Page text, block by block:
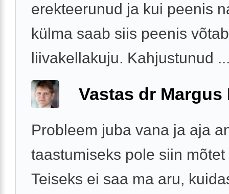
erekteerunud ja kui peenis
külma saab siis peenis võtab
liivakellakuju. Kahjustunud
Vastas dr Margus
Probleem juba vana ja aja
taastumiseks pole siin
Teiseks ei saa ma aru,